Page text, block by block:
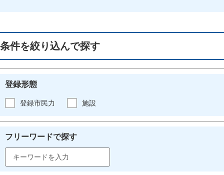
条件を絞り込んで探す
登録形態
登録市民力 施設
フリーワードで探す